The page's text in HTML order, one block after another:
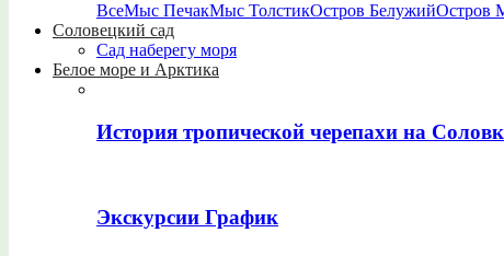
ВсеМыс ПечакМыс ТолстикОстров БелужийОстров
Соловецкий сад
Сад наберегу моря
Белое море и Арктика
История тропической черепахи на
Экскурсии График